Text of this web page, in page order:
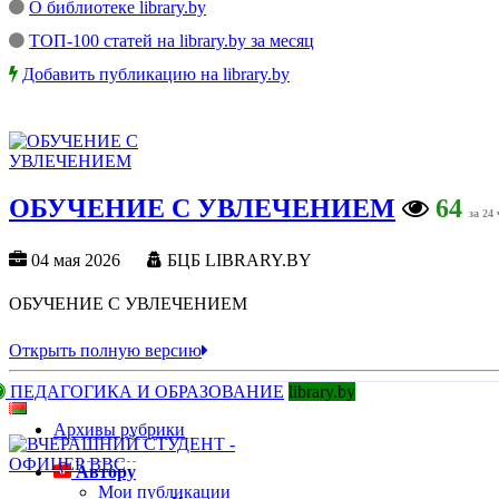
О библиотеке library.by
ТОП-100 статей на library.by за месяц
Добавить публикацию на library.by
ОБУЧЕНИЕ С УВЛЕЧЕНИЕМ 64 за 24
04 мая 2026 БЦБ LIBRARY.BY
ОБУЧЕНИЕ С УВЛЕЧЕНИЕМ
Открыть полную версию
ПЕДАГОГИКА И ОБРАЗОВАНИЕ library.by
Архивы рубрики
Автору
Мои публикации